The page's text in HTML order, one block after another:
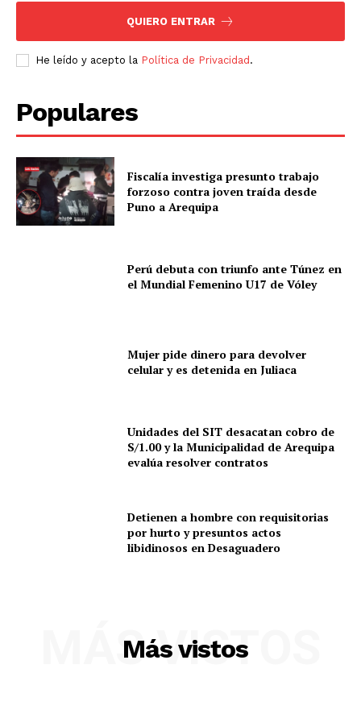
QUIERO ENTRAR
He leído y acepto la Política de Privacidad.
Populares
Fiscalía investiga presunto trabajo
forzoso contra joven traída desde
Puno a Arequipa
Perú debuta con triunfo ante Túnez en
el Mundial Femenino U17 de Vóley
Mujer pide dinero para devolver
celular y es detenida en Juliaca
Unidades del SIT desacatan cobro de
S/1.00 y la Municipalidad de Arequipa
evalúa resolver contratos
Detienen a hombre con requisitorias
por hurto y presuntos actos
libidinosos en Desaguadero
Más vistos
MÁS VISTOS